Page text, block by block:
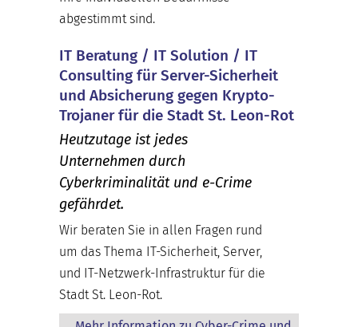
abgestimmt sind.
IT Beratung / IT Solution / IT
Consulting für Server-Sicherheit
und Absicherung gegen Krypto-
Trojaner für die Stadt St. Leon-Rot
Heutzutage ist jedes
Unternehmen durch
Cyberkriminalität und e-Crime
gefährdet.
Wir beraten Sie in allen Fragen rund
um das Thema IT-Sicherheit, Server,
und IT-Netzwerk-Infrastruktur für die
Stadt St. Leon-Rot.